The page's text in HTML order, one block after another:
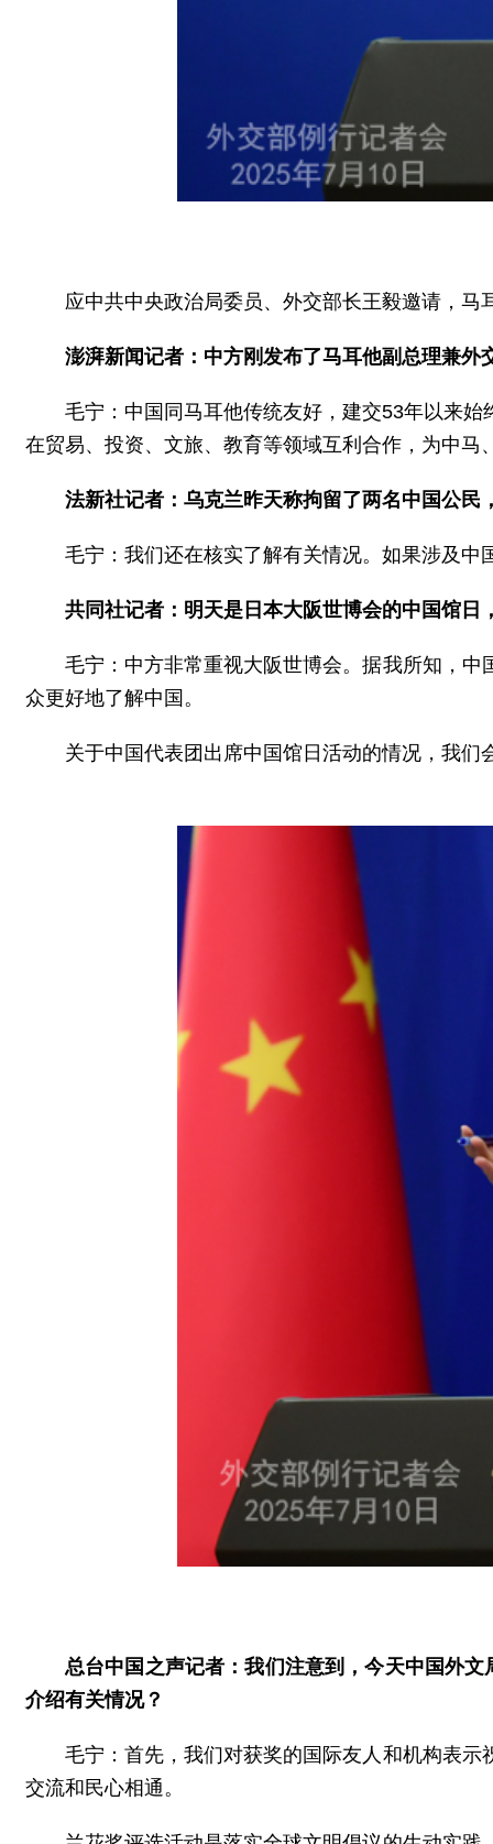
应中共中央政治局委员、外交部长王毅邀请，
澎湃新闻记者：中方刚发布了马耳他副总理兼
毛宁：中国同马耳他传统友好，建交53年以来
在贸易、投资、文旅、教育等领域互利合作，为中马
法新社记者：乌克兰昨天称拘留了两名中国公
毛宁：我们还在核实了解有关情况。如果涉及
共同社记者：明天是日本大阪世博会的中国馆
毛宁：中方非常重视大阪世博会。据我所知，
众更好地了解中国。
关于中国代表团出席中国馆日活动的情况，我们
总台中国之声记者：我们注意到，今天中国外
介绍有关情况？
毛宁：首先，我们对获奖的国际友人和机构表
交流和民心相通。